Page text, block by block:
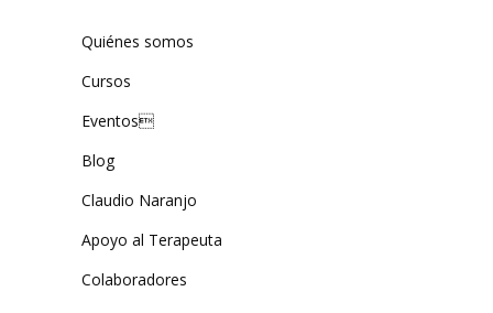
Quiénes somos
Cursos
Eventos
Blog
Claudio Naranjo
Apoyo al Terapeuta
Colaboradores